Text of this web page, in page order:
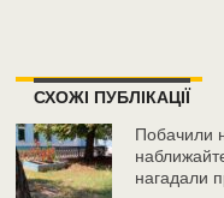
СХОЖІ ПУБЛІКАЦІЇ
Побачили
нагадали